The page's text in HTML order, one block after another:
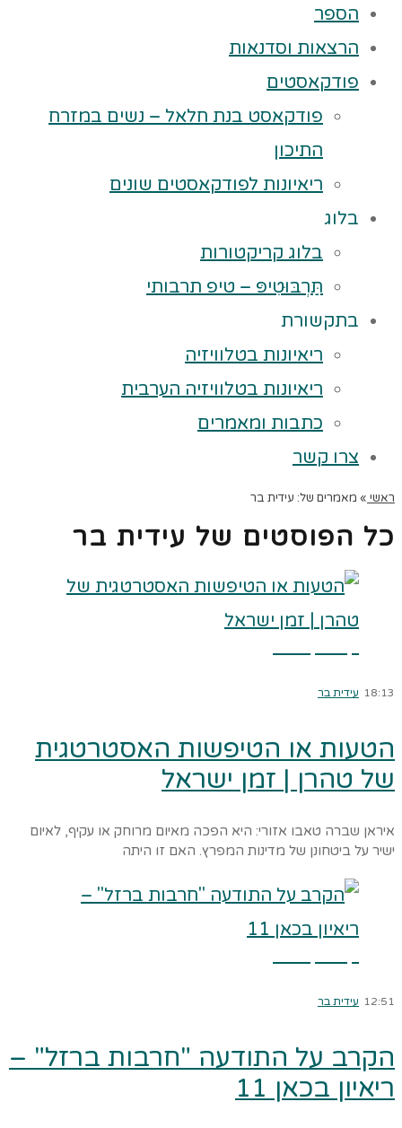
הספר
הרצאות וסדנאות
פודקאסטים
פודקאסט בנת חלאל – נשים במזרח
התיכון
ריאיונות לפודקאסטים שונים
בלוג
בלוג קריקטורות
תַּרְבּוּטִיפּ – טיפ תרבותי
בתקשורת
ריאיונות בטלוויזיה
ריאיונות בטלוויזיה הערבית
כתבות ומאמרים
צרו קשר
ראשי » מאמרים של: עידית בר
כל הפוסטים של עידית בר
18:13 עידית בר
הטעות או הטיפשות האסטרטגית
של טהרן | זמן ישראל
איראן שברה טאבו אזורי: היא הפכה מאיום מרוחק או עקיף, לאיום
ישיר על ביטחונן של מדינות המפרץ. האם זו היתה
12:51 עידית בר
הקרב על התודעה "חרבות ברזל" –
ריאיון בכאן 11